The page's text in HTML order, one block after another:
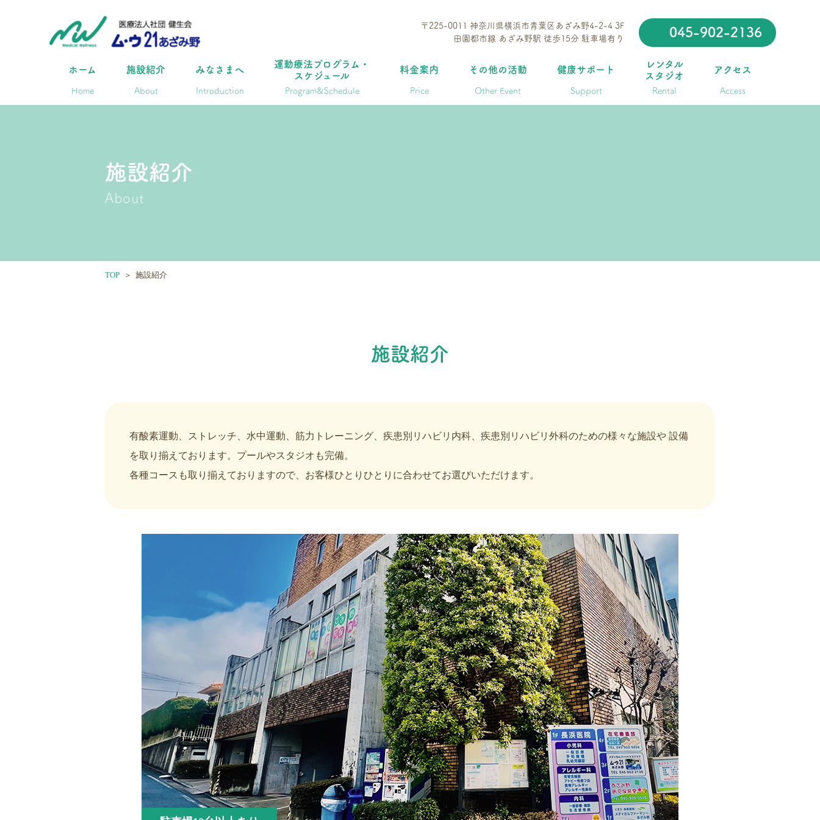
〒225-0011 神奈川県横浜市青葉区あざみ野4-2-4 3F
田園都市線 あざみ野駅 徒歩15分 駐車場有り
045-902-2136
ホーム
Home
施設紹介
About
みなさまへ
Introduction
運動療法プログラム・
スケジュール
Program&schedule
料金案内
Price
その他の活動
Other Event
健康サポート
Support
レンタル
スタジオ
Rental
アクセス
Access
施設紹介
About
TOP 施設紹介
施設紹介
有酸素運動、ストレッチ、水中運動、筋力トレーニング、疾患別リハビリ内科、疾患別リハビリ外科のための様々な施設や 設備
を取り揃えております。プールやスタジオも完備。
各種コースも取り揃えておりますので、お客様ひとりひとりに合わせてお選びいただけます。